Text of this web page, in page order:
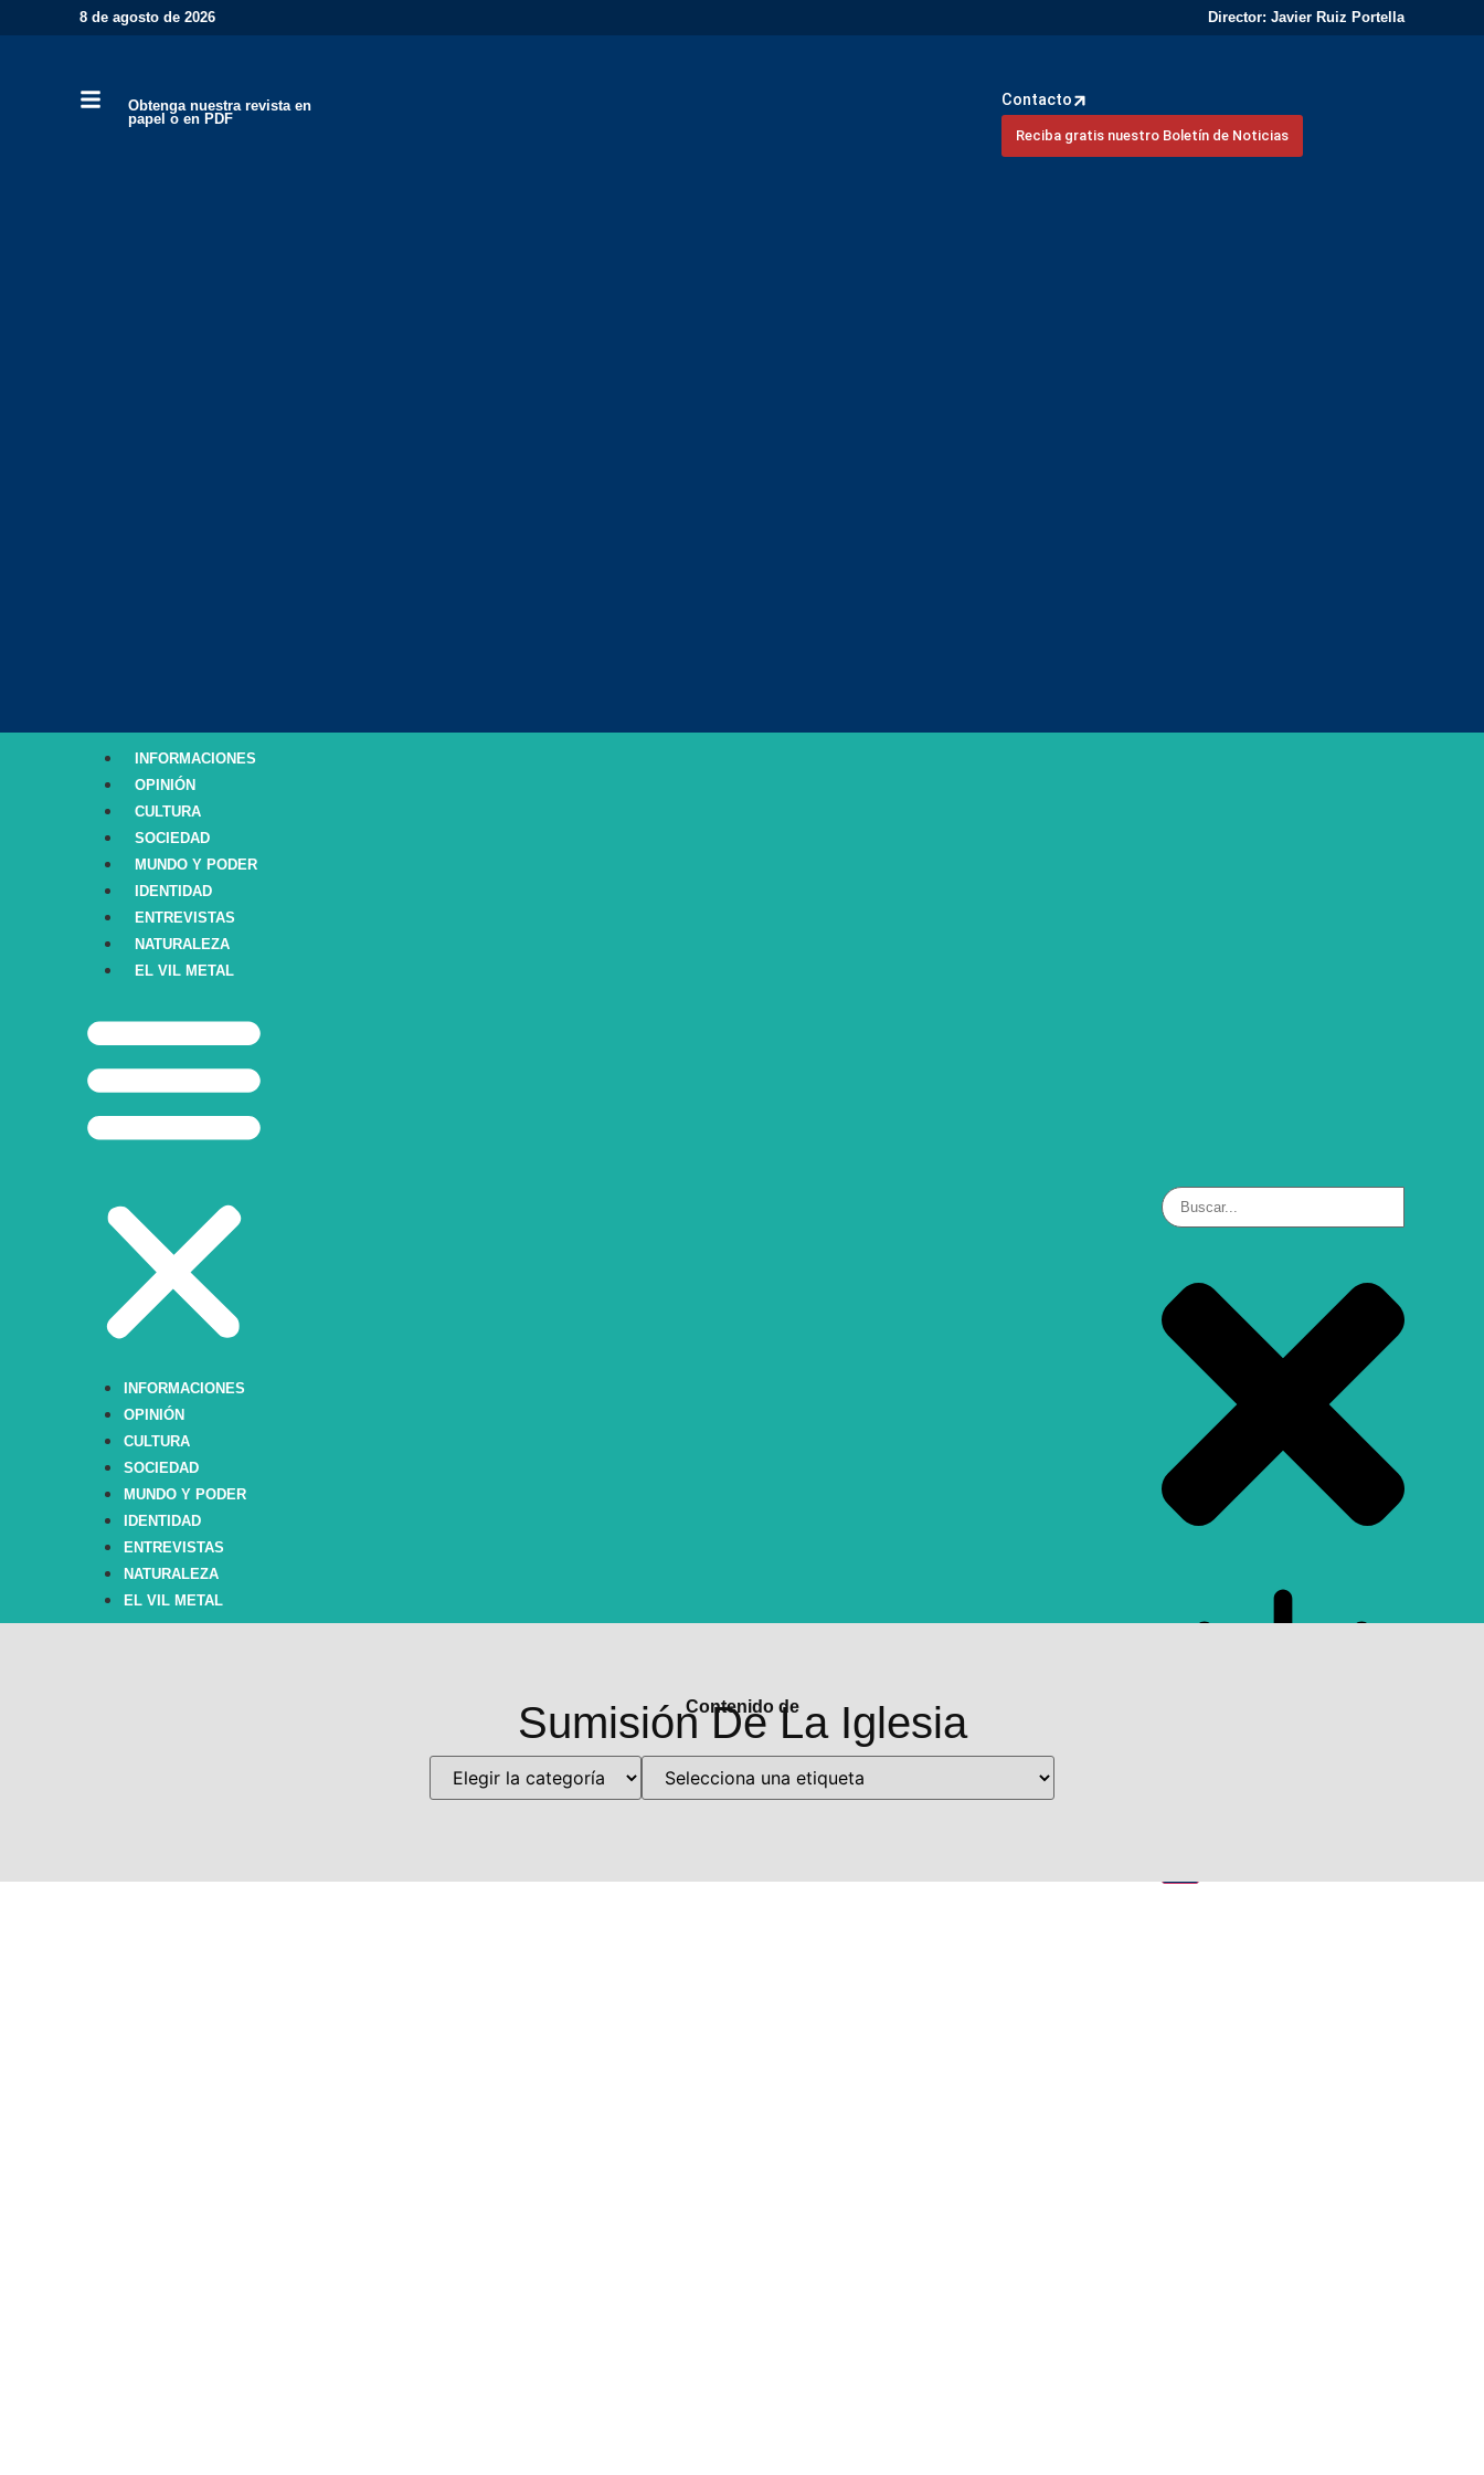
8 de agosto de 2026 Director: Javier Ruiz Portella
Obtenga nuestra revista en
papel o en PDF
Contacto
Reciba gratis nuestro Boletín de Noticias
INFORMACIONES
OPINIÓN
CULTURA
SOCIEDAD
MUNDO Y PODER
IDENTIDAD
ENTREVISTAS
NATURALEZA
EL VIL METAL
INFORMACIONES
OPINIÓN
CULTURA
SOCIEDAD
MUNDO Y PODER
IDENTIDAD
ENTREVISTAS
NATURALEZA
EL VIL METAL
Contenido de
Sumisión De La Iglesia